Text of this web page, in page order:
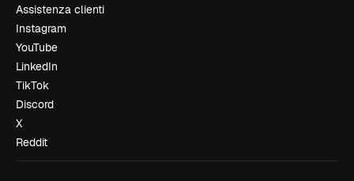
Assistenza clienti
Instagram
YouTube
LinkedIn
TikTok
Discord
X
Reddit